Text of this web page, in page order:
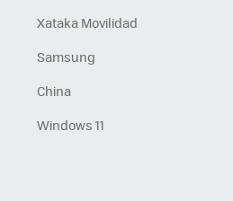
Xataka Movilidad
Samsung
China
Windows 11